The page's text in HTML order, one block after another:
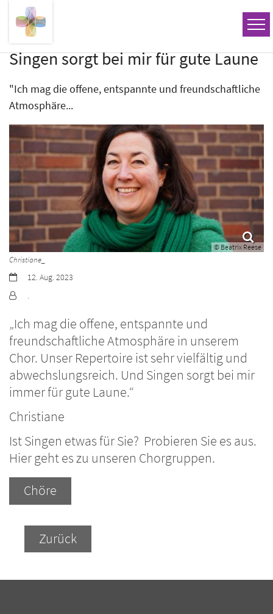
Zum Inhalt springen
Singen sorgt bei mir für gute Laune
"Ich mag die offene, entspannte und freundschaftliche
Atmosphäre...
© Beatrix Reese
Christiane_
Datum:12. Aug. 2023
Von:
.
„Ich mag die offene, entspannte und
freundschaftliche Atmosphäre in unserem
Chor. Unser Repertoire ist sehr vielfältig und
abwechslungsreich. Und Singen sorgt bei mir
immer für gute Laune.“
Christiane
Ist Singen etwas für Sie? Probieren Sie es aus.
Hier geht es zu unseren Chorgruppen.
Chöre
Zurück